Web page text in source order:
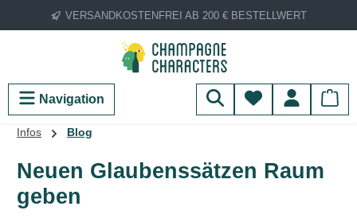
Zum Hauptinhalt springen
VERSANDKOSTENFREI AB 200 € BESTELLWERT
Navigation Du hast 0
Infos Blog
Neuen Glaubenssätzen Raum
geben